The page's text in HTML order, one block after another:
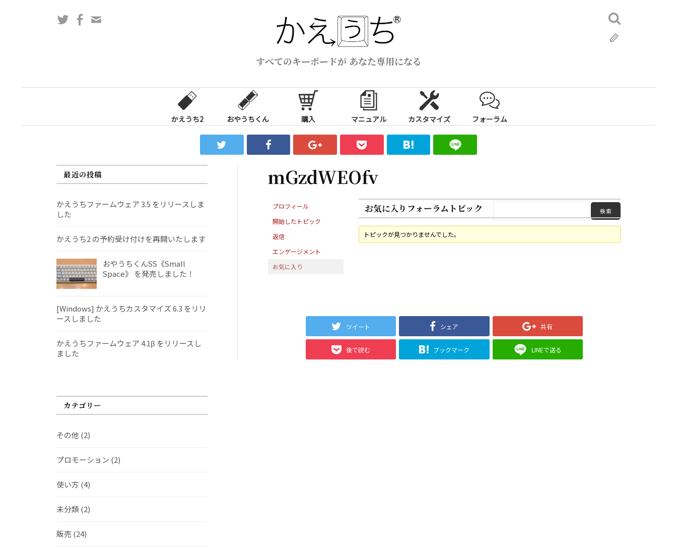
ス
すべてのキーボードが あなた専用になる
TwitterFacebook
検
索:
かえうち2 おやうちくん 購入 マニュアル カスタマイズ フォーラム
mGzdWEOfv
プロフィール
開始したトピック
返信
エンゲージメント
お気に入り
お気に入りフォーラムトピック
トピックが見つかりませんでした。
ツイート シェア 共有
後で読む ブックマーク LINEで送る
最近の投稿
かえうちファームウェア 3.5 をリリースしま
した
かえうち2 の予約受け付けを再開いたします
おやうちくんSS《Small
Space》 を発売しました！
[Windows] かえうちカスタマイズ 6.3 をリリ
ースしました
かえうちファームウェア 4.1β をリリースし
ました
カテゴリー
その他 (2)
プロモーション (2)
使い方 (4)
未分類 (2)
販売 (24)